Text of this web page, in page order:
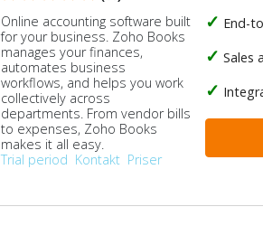
Online accounting software built
for your business. Zoho Books
manages your finances,
automates business
workflows, and helps you work
collectively across
departments. From vendor bills
to expenses, Zoho Books
makes it all easy.
Trial period Kontakt Priser
End-
Sales